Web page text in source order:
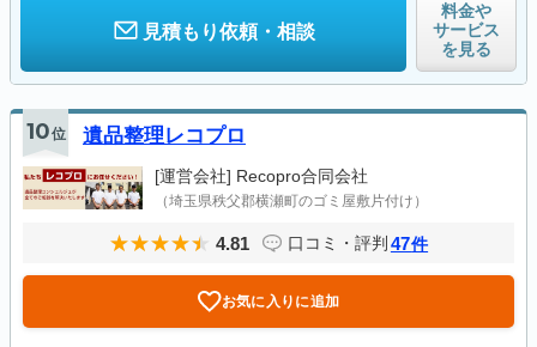
見積もり依頼・相談
料金や
サービス
を見る
10位 遺品整理レコプロ
[運営会社] Recopro合同会社
（埼玉県秩父郡横瀬町のゴミ屋敷片付け）
4.81 口コミ・評判 47件
お気に入りに追加